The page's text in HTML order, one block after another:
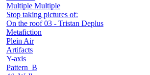
Multiple Multiple
Stop taking pictures of:
On the roof 03 - Tristan Deplus
Metafiction
Plein Air
Artifacts
Y-axis
Pattern_B